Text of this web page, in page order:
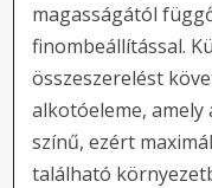
magasságától
finombeállítással.
összeszerelést
alkotóeleme,
színű, ezért
található